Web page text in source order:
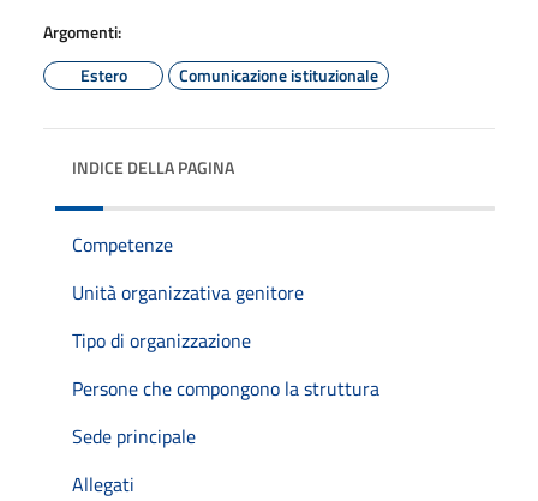
Argomenti:
Estero
Comunicazione istituzionale
INDICE DELLA PAGINA
Competenze
Unità organizzativa genitore
Tipo di organizzazione
Persone che compongono la struttura
Sede principale
Allegati